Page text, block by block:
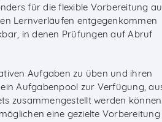
für die flexible Vorbereitung
Lernverläufen entgegenkommen
in denen Prüfungen auf Abruf
Aufgaben zu üben und ihren
Aufgabenpool zur Verfügung,
zusammengestellt werden
eine gezielte Vorbereitung